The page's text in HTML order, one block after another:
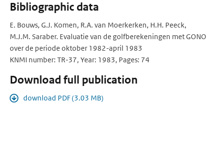
Bibliographic data
E. Bouws, G.J. Komen, R.A. van Moerkerken, H.H. Peeck,
M.J.M. Saraber. Evaluatie van de golfberekeningen met GONO
over de periode oktober 1982-april 1983
KNMI number: TR-37, Year: 1983, Pages: 74
Download full publication
download PDF (3.03 MB)